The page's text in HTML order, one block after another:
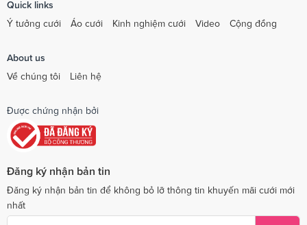
Quick links
Ý tưởng cưới
Áo cưới Kinh nghiệm cưới Video Cộng đồng
About us
Về chúng tôi
Liên hệ
Được chứng nhận bởi
Đăng ký nhận bản tin
Đăng ký nhận bản tin để không bỏ lỡ thông tin khuyến mãi cưới mới
nhất